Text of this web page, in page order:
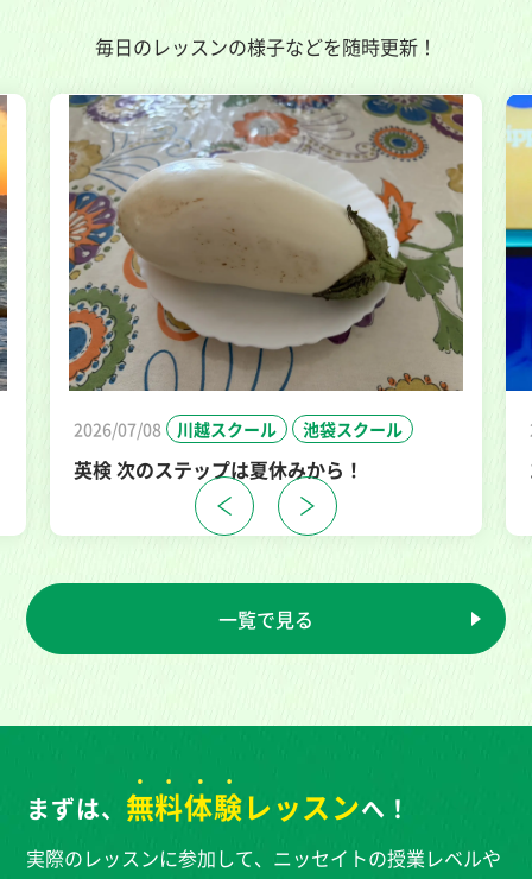
毎日のレッスンの様子などを随時更新！
2026/07/08 川越スクール 池袋スクール
英検 次のステップは夏休みから！
一覧で見る
まずは、 無料体験レッスンへ！
実際のレッスンに参加して、ニッセイトの授業レベルや